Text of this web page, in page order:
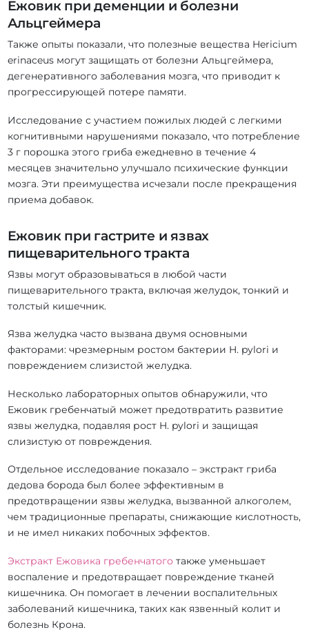
Ежовик при деменции и болезни
Альцгеймера
Также опыты показали, что полезные вещества Hericium
erinaceus могут защищать от болезни Альцгеймера,
дегенеративного заболевания мозга, что приводит к
прогрессирующей потере памяти.
Исследование с участием пожилых людей с легкими
когнитивными нарушениями показало, что потребление
3 г порошка этого гриба ежедневно в течение 4
месяцев значительно улучшало психические функции
мозга. Эти преимущества исчезали после прекращения
приема добавок.
Ежовик при гастрите и язвах
пищеварительного тракта
Язвы могут образовываться в любой части
пищеварительного тракта, включая желудок, тонкий и
толстый кишечник.
Язва желудка часто вызвана двумя основными
факторами: чрезмерным ростом бактерии H. pylori и
повреждением слизистой желудка.
Несколько лабораторных опытов обнаружили, что
Ежовик гребенчатый может предотвратить развитие
язвы желудка, подавляя рост H. pylori и защищая
слизистую от повреждения.
Отдельное исследование показало – экстракт гриба
дедова борода был более эффективным в
предотвращении язвы желудка, вызванной алкоголем,
чем традиционные препараты, снижающие кислотность,
и не имел никаких побочных эффектов.
Экстракт Ежовика гребенчатоготакже уменьшает
воспаление и предотвращает повреждение тканей
кишечника. Он помогает в лечении воспалительных
заболеваний кишечника, таких как язвенный колит и
болезнь Крона.